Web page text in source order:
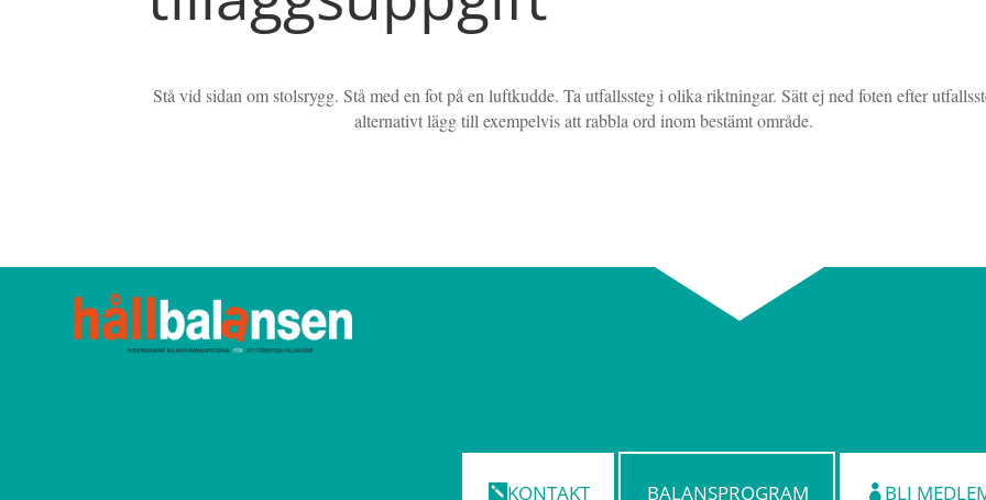
Stå vid sidan om stolsrygg. Stå med en fot på en luftkudde. Ta utfallssteg i olika riktningar. Sätt ej ned foten efter
alternativt lägg till exempelvis att rabbla ord inom bestämt område.
KONTAKT BALANSPROGRAM BLI